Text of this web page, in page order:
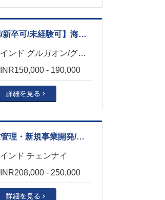
【語学不問/新卒可/未経験可】海外引越サービス営業（物流業界/グルガオン）
インド グルガオン/グルグラム
INR150,000 - 190,000
投資先事業管理・新規事業開発/営業
インド チェンナイ
INR208,000 - 250,000